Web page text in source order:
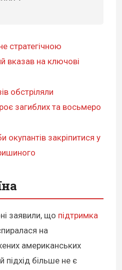
стратегічною
вказав на ключові
обстріляли
загиблих та восьмеро
закріпитися у
заявили, що підтримка
на
американських
підхід більше не є